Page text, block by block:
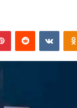
PinterestReddit